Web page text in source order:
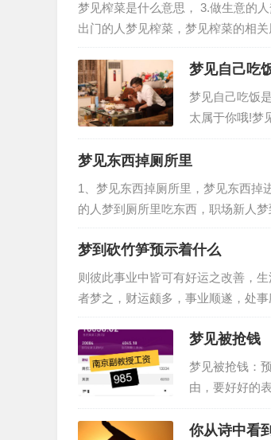
梦见榨菜是什么意思， 3.做生意的
出门的人梦见榨菜，梦见榨菜的相
望…
梦见自己吃
梦见自己吃饭
太属于你哦!梦
居、同事、朋
梦见东西掉厕所里
1、梦见东西掉厕所里，梦见东西掉
的人梦到厕所里吃东西，职场新人
望，孕妇梦到厕所里吃东西，工作…
梦到砍竹笋预示着什么
则彼此事业中皆可有好运之改善，
者梦之，财运颇多，事业顺遂，处
思细腻之人梦之，戊土之象征，凡
梦见被抢钱
梦见被抢钱：
由，要好好的
门，可以慢慢
你从诗中看